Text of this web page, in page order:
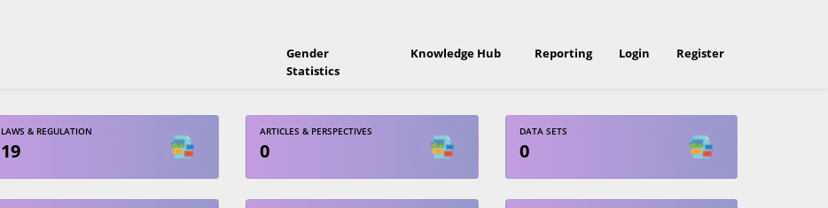
Gender
Statistics
Knowledge Hub Reporting Login Register
LAWS & REGULATION
19
ARTICLES & PERSPECTIVES
0
DATA SETS
0